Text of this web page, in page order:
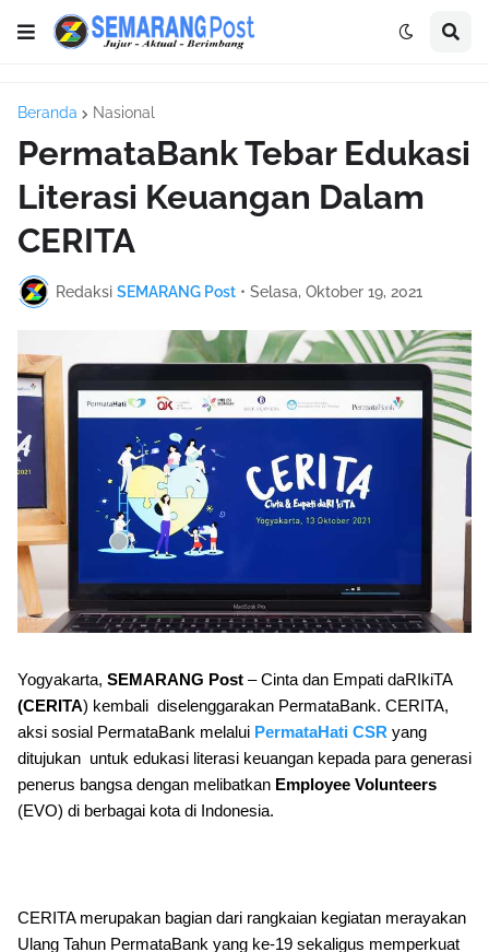
Beranda Nasional
PermataBank Tebar Edukasi
Literasi Keuangan Dalam
CERITA
Redaksi SEMARANG Post • Selasa, Oktober 19, 2021
Yogyakarta, SEMARANG Post – Cinta dan Empati daRIkiTA
(CERITA) kembali diselenggarakan PermataBank. CERITA,
aksi sosial PermataBank melalui PermataHati CSR yang
ditujukan untuk edukasi literasi keuangan kepada para generasi
penerus bangsa dengan melibatkan Employee Volunteers
(EVO) di berbagai kota di Indonesia.
CERITA merupakan bagian dari rangkaian kegiatan merayakan
Ulang Tahun PermataBank yang ke-19 sekaligus memperkuat